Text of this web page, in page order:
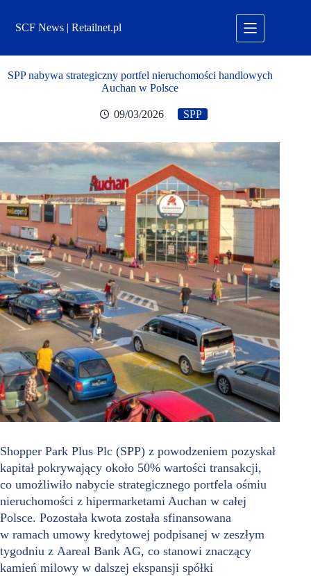
treściSCF News | Retailnet.pl
SPP nabywa strategiczny portfel nieruchomości handlowych
Auchan w Polsce
09/03/2026 SPP
Shopper Park Plus Plc (SPP) z powodzeniem pozyskał
kapitał pokrywający około 50% wartości transakcji,
co umożliwiło nabycie strategicznego portfela ośmiu
nieruchomości z hipermarketami Auchan w całej
Polsce. Pozostała kwota została sfinansowana
w ramach umowy kredytowej podpisanej w zeszłym
tygodniu z Aareal Bank AG, co stanowi znaczący
kamień milowy w dalszej ekspansji spółki